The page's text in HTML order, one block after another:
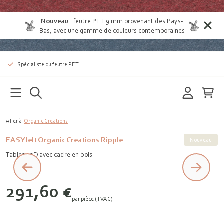
Nouveau :feutre PET 9 mm provenant des Pays-
Bas , avec une gamme de couleurs contemporaines
Spécialiste du feutre PET
Aller à Organic Creations
EASYfelt Organic Creations Ripple
Tableau 3D avec cadre en bois
Nouveau
291,60 €par pièce (TVAC)